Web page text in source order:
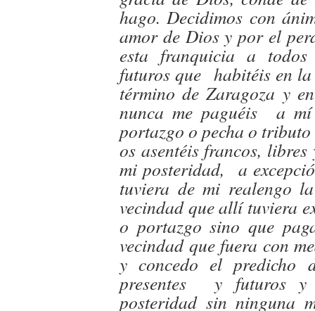
hago. Decidimos con
amor de Dios y por el
esta franquicia a todos
futuros que habitéis en
término de Zaragoza y
nunca me paguéis a
portazgo o pecha o
os asentéis francos,
mi posteridad, a
tuviera de mi realengo
vecindad que allí tuviera
o portazgo sino que
vecindad que fuera con
y concedo el predicho
presentes y futuros y
posteridad sin ninguna